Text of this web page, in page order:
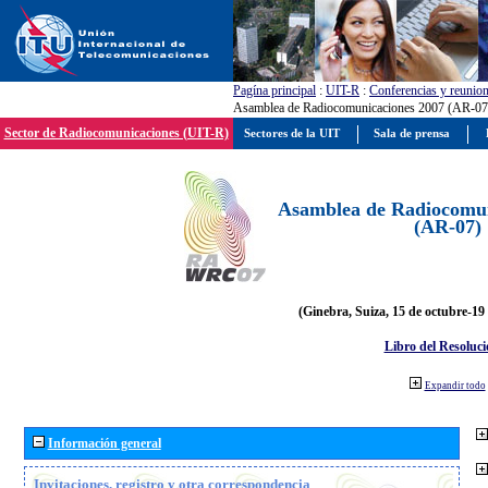
Pagína principal : UIT-R : Conferencias y
Asamblea de Radiocomunicaciones 2007 (AR-
Sector de Radiocomunicaciones (UIT-R)
Asamblea de
(AR-07)
(Ginebra, Suiza, 15 de octubre-19
Libro del
Expandir todo
Información general
Invitaciones, registro y otra correspondencia
Sectores de la UIT Sala de prensa